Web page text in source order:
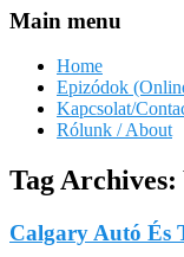
Main menu
Home
Epizódok
Kapcsolat/
Rólunk / About
Tag Archives:
Calgary Autó És